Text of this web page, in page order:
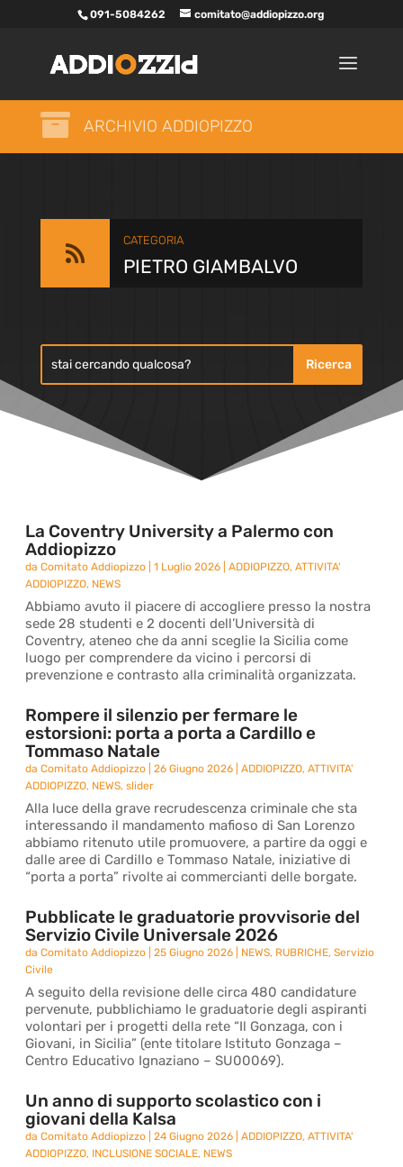
091-5084262 comitato@addiopizzo.org
 ARCHIVIO ADDIOPIZZO

CATEGORIA
PIETRO GIAMBALVO
La Coventry University a Palermo con
Addiopizzo
daComitato Addiopizzo |1 Luglio 2026 |ADDIOPIZZO,ATTIVITA'
ADDIOPIZZO, NEWS
Abbiamo avuto il piacere di accogliere presso la nostra
sede 28 studenti e 2 docenti dell’Università di
Coventry, ateneo che da anni sceglie la Sicilia come
luogo per comprendere da vicino i percorsi di
prevenzione e contrasto alla criminalità organizzata.
Rompere il silenzio per fermare le
estorsioni: porta a porta a Cardillo e
Tommaso Natale
daComitato Addiopizzo |26 Giugno 2026 |ADDIOPIZZO,ATTIVITA'
ADDIOPIZZO, NEWS,slider
Alla luce della grave recrudescenza criminale che sta
interessando il mandamento mafioso di San Lorenzo
abbiamo ritenuto utile promuovere, a partire da oggi e
dalle aree di Cardillo e Tommaso Natale, iniziative di
“porta a porta” rivolte ai commercianti delle borgate.
Pubblicate le graduatorie provvisorie del
Servizio Civile Universale 2026
daComitato Addiopizzo |25 Giugno 2026 NEWS, RUBRICHE,Servizio
Civile
A seguito della revisione delle circa 480 candidature
pervenute, pubblichiamo le graduatorie degli aspiranti
volontari per i progetti della rete “Il Gonzaga, con i
Giovani, in Sicilia” (ente titolare Istituto Gonzaga –
Centro Educativo Ignaziano – SU00069).
Un anno di supporto scolastico con i
giovani della Kalsa
daComitato Addiopizzo |24 Giugno 2026 |ADDIOPIZZO,ATTIVITA'
ADDIOPIZZO, INCLUSIONE SOCIALE, NEWS